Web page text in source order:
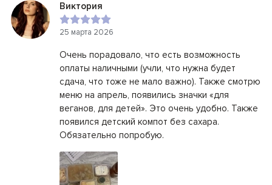
Виктория
25 марта 2026
Очень порадовало, что есть возможность
оплаты наличными (учли, что нужна будет
сдача, что тоже не мало важно). Также смотрю
меню на апрель, появились значки «для
веганов, для детей». Это очень удобно. Также
появился детский компот без сахара.
Обязательно попробую.